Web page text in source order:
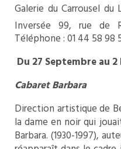
Galerie du Carrousel
Inversée 99, rue de
Téléphone : 01 44 58 98
Du 27 Septembre au
Cabaret Barbara
Direction artistique de
la dame en noir qui
Barbara. (1930-1997),